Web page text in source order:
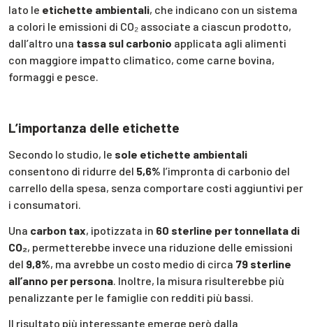
lato le etichette ambientali, che indicano con un sistema
a colori le emissioni di CO₂ associate a ciascun prodotto,
dall’altro una tassa sul carbonio applicata agli alimenti
con maggiore impatto climatico, come carne bovina,
formaggi e pesce.
L’importanza delle etichette
Secondo lo studio, le sole etichette ambientali
consentono di ridurre del 5,6% l’impronta di carbonio del
carrello della spesa, senza comportare costi aggiuntivi per
i consumatori.
Una carbon tax, ipotizzata in 60 sterline per tonnellata di
CO₂, permetterebbe invece una riduzione delle emissioni
del 9,8%, ma avrebbe un costo medio di circa 79 sterline
all’anno per persona . Inoltre, la misura risulterebbe più
penalizzante per le famiglie con redditi più bassi.
Il risultato più interessante emerge però dalla